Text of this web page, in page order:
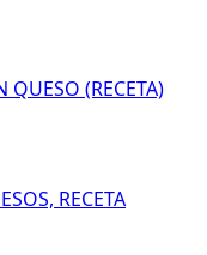
QUESO (RECETA)
RECETA